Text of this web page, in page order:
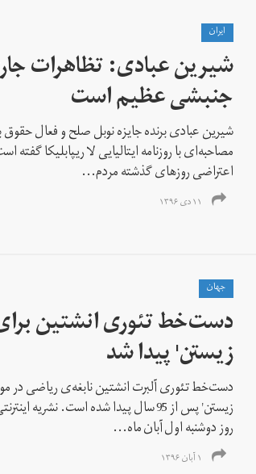
ايران
شیرین عبادی: تظاهرات
جنبشی عظیم است
شیرین عبادی برنده جایزه نوبل صلح و فعال حقوق
مصاحبه‌ای با روزنامه ایتالیایی لا ریپابلیکا گفته
اعتراضی روزهای گذشته مردم...
۱۱ دی ۱۳۹۶
جهان
دست‌خط تئوری انشتین
زیستن' پیدا شد
دست‌خط تئوری آلبرت انشتین نابغه‌ی ریاضی در
زیستن' پس از 95 سال پیدا شده است. نشریه
روز دوشنبه اول آبان ماه...
۱ آبان ۱۳۹۶